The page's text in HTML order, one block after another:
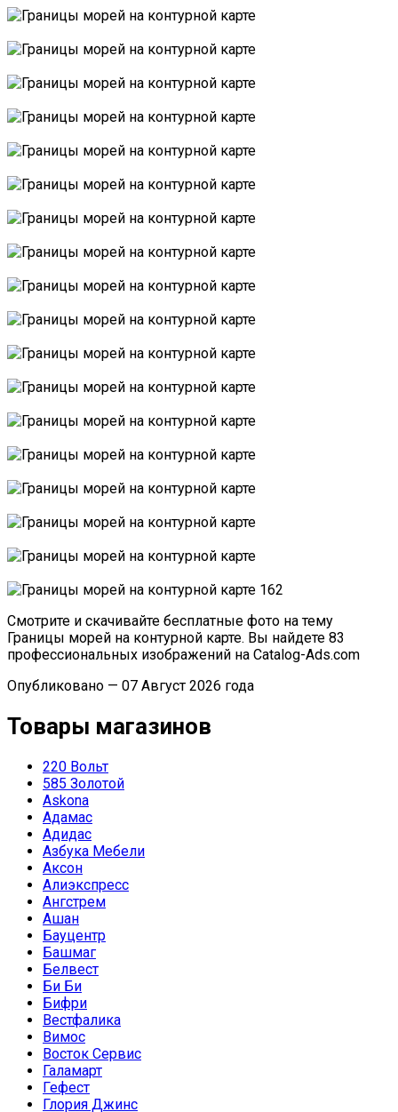
Смотрите и скачивайте бесплатные фото на тему
Границы морей на контурной карте. Вы найдете 83
профессиональных изображений на Catalog-Ads.com
Опубликовано — 07 Август 2026 года
Товары магазинов
220 Вольт
585 Золотой
Askona
Адамас
Адидас
Азбука Мебели
Аксон
Алиэкспресс
Ангстрем
Ашан
Бауцентр
Башмаг
Белвест
Би Би
Бифри
Вестфалика
Вимос
Восток Сервис
Галамарт
Гефест
Глория Джинс